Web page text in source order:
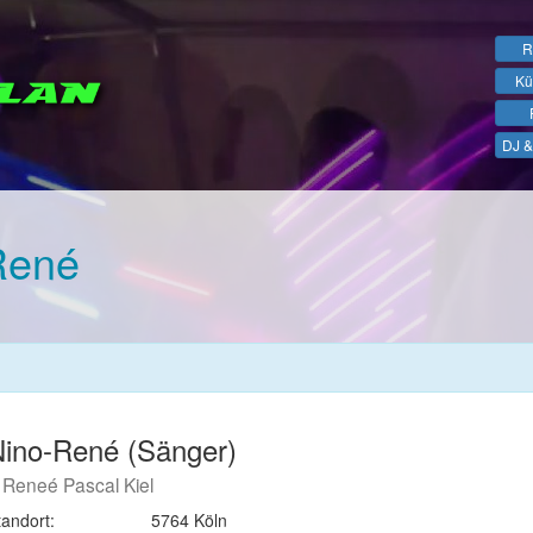
DJ
René (Sänger)
Reneé Pascal Kiel
5764 Köln